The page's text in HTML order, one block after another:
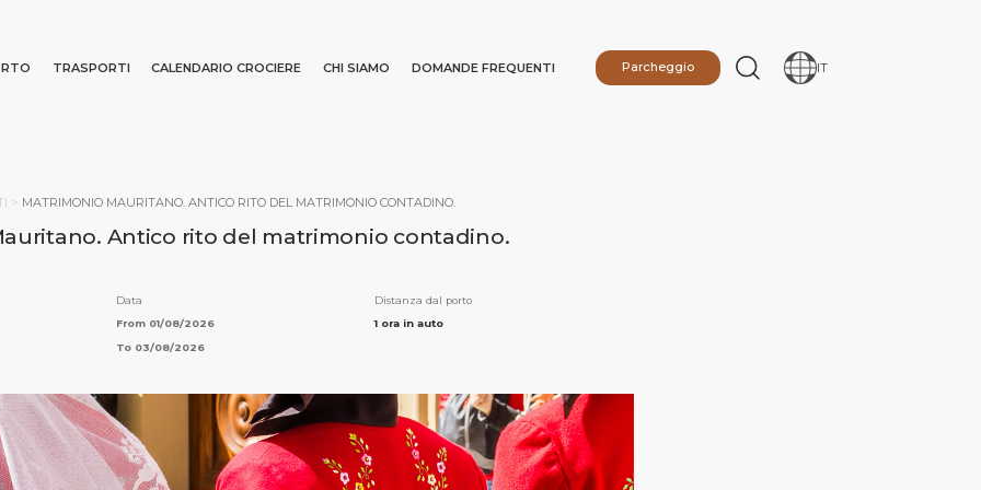
TRASPORTI CALENDARIO CROCIERE CHI SIAMO DOMANDE FREQUENTI Parcheggio IT
Ricerca
INIZIALE CHI SIAMO DESTINAZIONE
> MATRIMONIO MAURITANO. ANTICO RITO DEL MATRIMONIO CONTADINO.
Antico rito del matrimonio contadino.
Data
From 01/08/2026
To 03/08/2026
Distanza dal porto
1 ora in auto